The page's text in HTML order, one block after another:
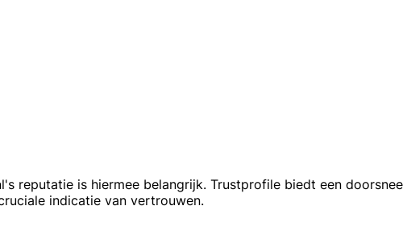
reputatie is hiermee belangrijk. Trustprofile biedt een
indicatie van vertrouwen.